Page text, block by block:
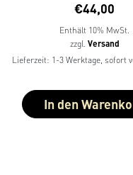
€44,00
Enthält 10% MwSt.
zzgl. Versand
Lieferzeit: 1-3 Werktage, sofort
In den